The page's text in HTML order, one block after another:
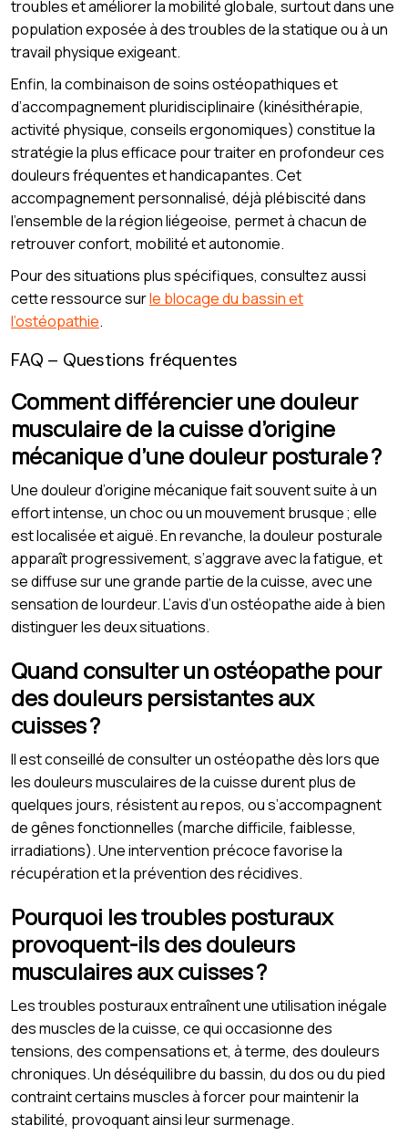
troubles et améliorer la mobilité globale, surtout dans une
population exposée à des troubles de la statique ou à un
travail physique exigeant.
Enfin, la combinaison de soins ostéopathiques et
d’accompagnement pluridisciplinaire (kinésithérapie,
activité physique, conseils ergonomiques) constitue la
stratégie la plus efficace pour traiter en profondeur ces
douleurs fréquentes et handicapantes. Cet
accompagnement personnalisé, déjà plébiscité dans
l’ensemble de la région liégeoise, permet à chacun de
retrouver confort, mobilité et autonomie.
Pour des situations plus spécifiques, consultez aussi
cette ressource surle blocage du bassin et
l’ostéopathie.
FAQ – Questions fréquentes
Comment différencier une douleur
musculaire de la cuisse d’origine
mécanique d’une douleur posturale ?
Une douleur d’origine mécanique fait souvent suite à un
effort intense, un choc ou un mouvement brusque ; elle
est localisée et aiguë. En revanche, la douleur posturale
apparaît progressivement, s’aggrave avec la fatigue, et
se diffuse sur une grande partie de la cuisse, avec une
sensation de lourdeur. L’avis d’un ostéopathe aide à bien
distinguer les deux situations.
Quand consulter un ostéopathe pour
des douleurs persistantes aux
cuisses ?
Il est conseillé de consulter un ostéopathe dès lors que
les douleurs musculaires de la cuisse durent plus de
quelques jours, résistent au repos, ou s’accompagnent
de gênes fonctionnelles (marche difficile, faiblesse,
irradiations). Une intervention précoce favorise la
récupération et la prévention des récidives.
Pourquoi les troubles posturaux
provoquent-ils des douleurs
musculaires aux cuisses ?
Les troubles posturaux entraînent une utilisation inégale
des muscles de la cuisse, ce qui occasionne des
tensions, des compensations et, à terme, des douleurs
chroniques. Un déséquilibre du bassin, du dos ou du pied
contraint certains muscles à forcer pour maintenir la
stabilité, provoquant ainsi leur surmenage.